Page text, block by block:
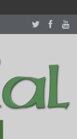
command with
perfectwatches.is
customer